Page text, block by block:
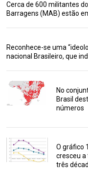
Cerca de 600 militantes
Barragens (MAB) estão
Reconhece-se uma
nacional Brasileiro, que
No
Brasil
números
O gráfico
cresceu a
três